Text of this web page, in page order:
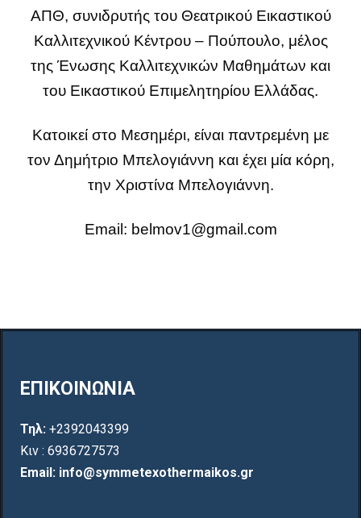
ΑΠΘ, συνιδρυτής του Θεατρικού Εικαστικού
Καλλιτεχνικού Κέντρου – Πούπουλο, μέλος
της Ένωσης Καλλιτεχνικών Μαθημάτων και
του Εικαστικού Επιμελητηρίου Ελλάδας.
Κατοικεί στο Μεσημέρι, είναι παντρεμένη με
τον Δημήτριο Μπελογιάννη και έχει μία κόρη,
την Χριστίνα Μπελογιάννη.
Email: belmov1@gmail.com
ΕΠΙΚΟΙΝΩΝΙΑ
Τηλ: +2392043399
Κιν : 6936727573
Email: info@symmetexothermaikos.gr